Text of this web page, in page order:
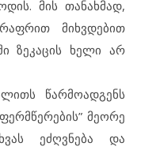
მის თანახმად,
მიხვდებით
ზეკაცის ხელი არ
წარმოადგენს
მეორე
ეძღვნება და